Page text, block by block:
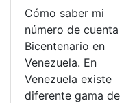
Cómo saber mi
número de cuenta
Bicentenario en
Venezuela. En
Venezuela existe
diferente gama de